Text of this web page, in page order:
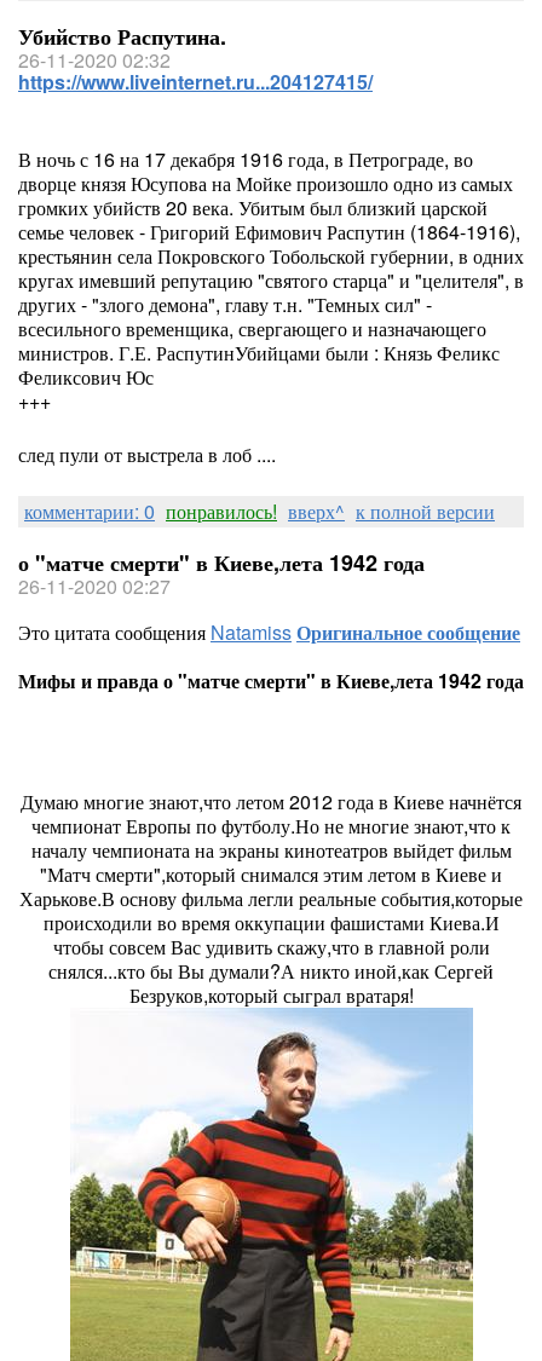
Убийство Распутина.
26-11-2020 02:32
https://www.liveinternet.ru...204127415/
В ночь с 16 на 17 декабря 1916 года, в Петрограде, во
дворце князя Юсупова на Мойке произошло одно из самых
громких убийств 20 века. Убитым был близкий царской
семье человек - Григорий Ефимович Распутин (1864-1916),
крестьянин села Покровского Тобольской губернии, в одних
кругах имевший репутацию "святого старца" и "целителя", в
других - "злого демона", главу т.н. "Темных сил" -
всесильного временщика, свергающего и назначающего
министров. Г.Е. РаспутинУбийцами были : Князь Феликс
Феликсович Юс
+++
след пули от выстрела в лоб ....
комментарии: 0 понравилось! вверх^ к полной версии
о "матче смерти" в Киеве,лета 1942 года
26-11-2020 02:27
Это цитата сообщения NatamissОригинальное сообщение
Мифы и правда о "матче смерти" в Киеве,лета 1942 года
Думаю многие знают,что летом 2012 года в Киеве начнётся
чемпионат Европы по футболу.Но не многие знают,что к
началу чемпионата на экраны кинотеатров выйдет фильм
"Матч смерти",который снимался этим летом в Киеве и
Харькове.В основу фильма легли реальные события,которые
происходили во время оккупации фашистами Киева.И
чтобы совсем Вас удивить скажу,что в главной роли
снялся...кто бы Вы думали?А никто иной,как Сергей
Безруков,который сыграл вратаря!